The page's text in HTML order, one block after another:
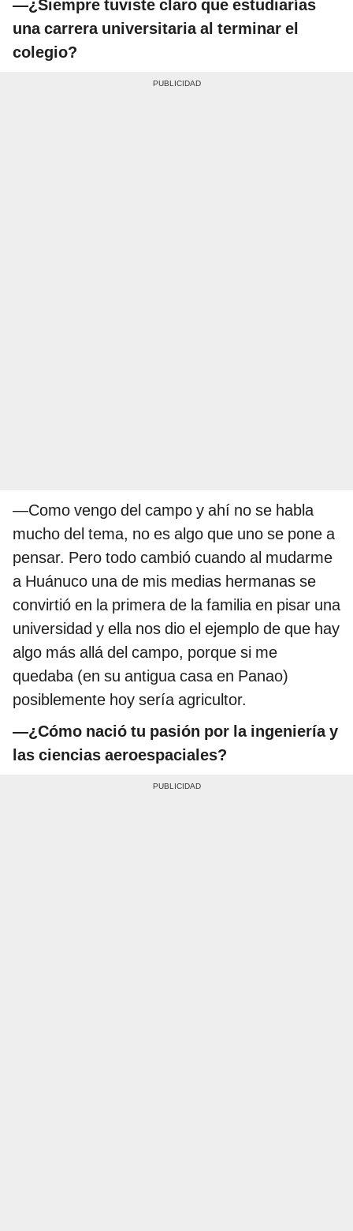
—¿Siempre tuviste claro que estudiarías
una carrera universitaria al terminar el
colegio?
—Como vengo del campo y ahí no se habla
mucho del tema, no es algo que uno se pone a
pensar. Pero todo cambió cuando al mudarme
a Huánuco una de mis medias hermanas se
convirtió en la primera de la familia en pisar una
universidad y ella nos dio el ejemplo de que hay
algo más allá del campo, porque si me
quedaba (en su antigua casa en Panao)
posiblemente hoy sería agricultor.
—¿Cómo nació tu pasión por la ingeniería y
las ciencias aeroespaciales?